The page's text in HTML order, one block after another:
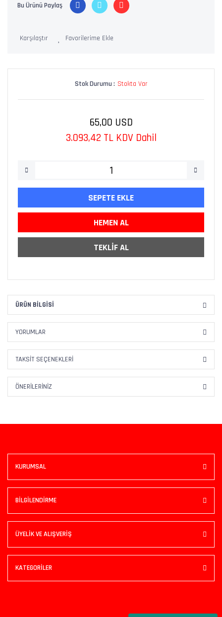
Bu Ürünü Paylaş
Karşılaştır
Stok Durumu : Stokta Var
65,00 USD
3.093,42 TL KDV Dahil
SEPETE EKLE
HEMEN AL
TEKLİF AL
ÜRÜN BILGISI
YORUMLAR
TAKSIT SEÇENEKLERI
ÖNERILERINIZ
KURUMSAL
BİLGİLENDİRME
ÜYELİK VE ALIŞVERİŞ
KATEGORİLER